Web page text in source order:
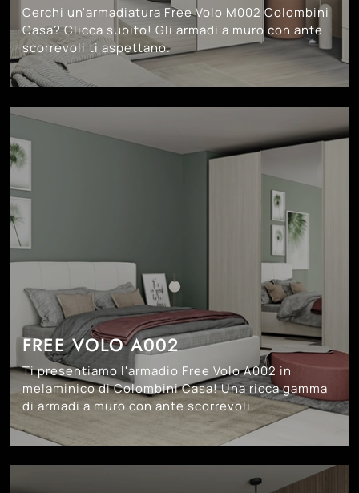
Cerchi un'armadiatura Free Volo M002 Colombini
Casa? Clicca subito! Gli armadi a muro con ante
scorrevoli ti aspettano.
FREE VOLO A002
Ti presentiamo l'armadio Free Volo A002 in
melaminico di Colombini Casa! Una ricca gamma
di armadi a muro con ante scorrevoli.